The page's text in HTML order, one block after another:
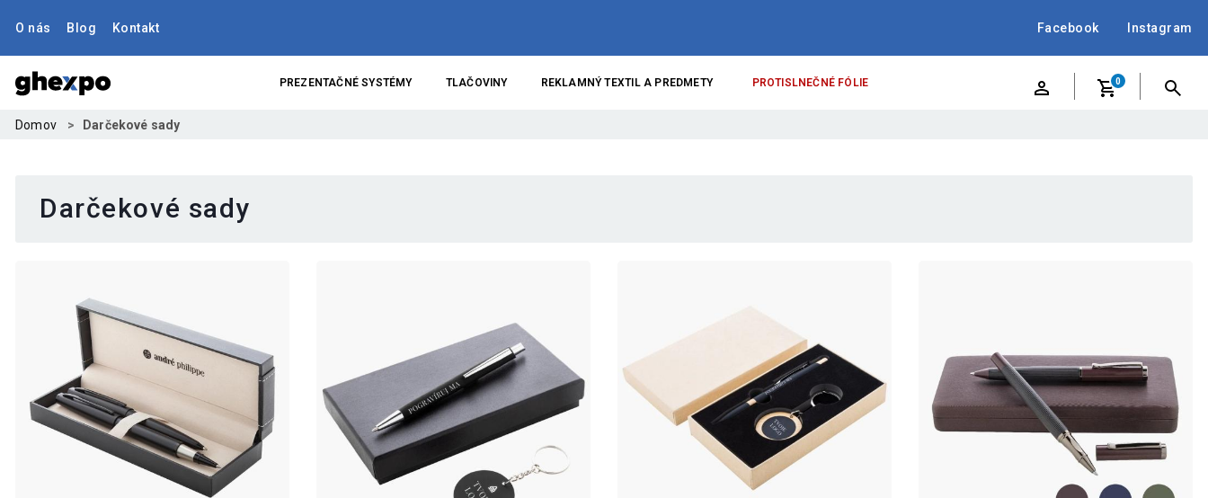
O nás Blog Kontakt Facebook Instagram
PREZENTAČNÉ SYSTÉMY TLAČOVINY REKLAMNÝ TEXTIL A PREDMETY PROTISLNEČNÉ FÓLIE 0
Domov Darčekové sady
Darčekové sady